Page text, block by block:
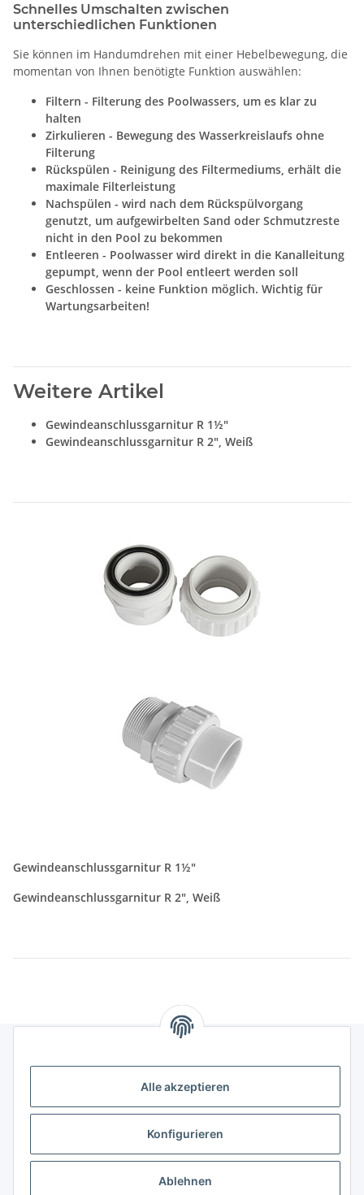
Alle akzeptieren
Konfigurieren
Ablehnen
Schnelles Umschalten zwischen
unterschiedlichen Funktionen
Sie können im Handumdrehen mit einer Hebelbewegung, die
momentan von Ihnen benötigte Funktion auswählen:
Filtern - Filterung des Poolwassers, um es klar zu
halten
Zirkulieren - Bewegung des Wasserkreislaufs ohne
Filterung
Rückspülen - Reinigung des Filtermediums, erhält die
maximale Filterleistung
Nachspülen - wird nach dem Rückspülvorgang
genutzt, um aufgewirbelten Sand oder Schmutzreste
nicht in den Pool zu bekommen
Entleeren - Poolwasser wird direkt in die Kanalleitung
gepumpt, wenn der Pool entleert werden soll
Geschlossen - keine Funktion möglich. Wichtig für
Wartungsarbeiten!
Weitere Artikel
Gewindeanschlussgarnitur R 1½"
Gewindeanschlussgarnitur R 2", Weiß
Gewindeanschlussgarnitur R 1½"
Gewindeanschlussgarnitur R 2", Weiß